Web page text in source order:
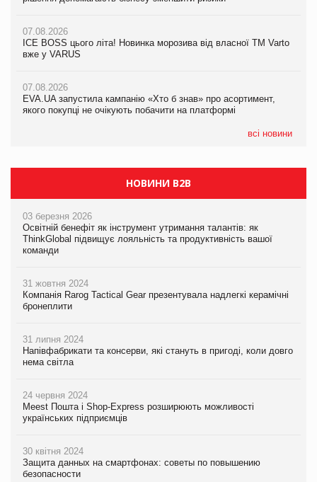
07.08.2026
ICE BOSS цього літа! Новинка морозива від власної ТМ Varto
вже у VARUS
07.08.2026
EVA.UA запустила кампанію «Хто б знав» про асортимент,
якого покупці не очікують побачити на платформі
всі новини
Продажі Hugo Boss впали на 9%
Продажі Hugo Boss впали на 9%
НОВИНИ B2B
03 березня 2026
Освітній бенефіт як інструмент утримання талантів: як
ThinkGlobal підвищує лояльність та продуктивність вашої
команди
31 жовтня 2024
Компанія Rarog Tactical Gear презентувала надлегкі керамічні
бронеплити
31 липня 2024
Напівфабрикати та консерви, які стануть в пригоді, коли довго
нема світла
24 червня 2024
Meest Пошта і Shop-Express розширюють можливості
українських підприємців
30 квітня 2024
Защита данных на смартфонах: советы по повышению
безопасности